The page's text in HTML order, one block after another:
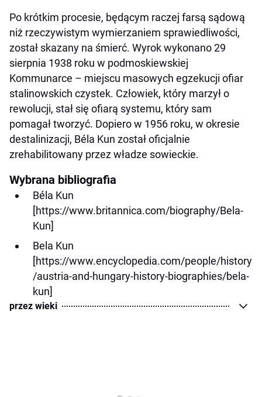
Po krótkim procesie, będącym raczej farsą sądową
niż rzeczywistym wymierzaniem sprawiedliwości,
został skazany na śmierć. Wyrok wykonano 29
sierpnia 1938 roku w podmoskiewskiej
Kommunarce – miejscu masowych egzekucji ofiar
stalinowskich czystek. Człowiek, który marzył o
rewolucji, stał się ofiarą systemu, który sam
pomagał tworzyć. Dopiero w 1956 roku, w okresie
destalinizacji, Béla Kun został oficjalnie
zrehabilitowany przez władze sowieckie.
Wybrana bibliografia
Béla Kun
[https://www.britannica.com/biography/Bela-
Kun]
Bela Kun
[https://www.encyclopedia.com/people/history
/austria-and-hungary-history-biographies/bela-
kun]
przez wieki